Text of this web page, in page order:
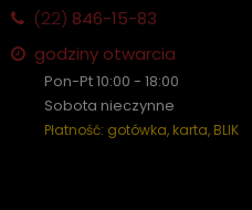
(22) 846-15-83
godziny otwarcia
Pon-Pt 10:00 - 18:00
Sobota nieczynne
Płatność: gotówka, karta, BLIK